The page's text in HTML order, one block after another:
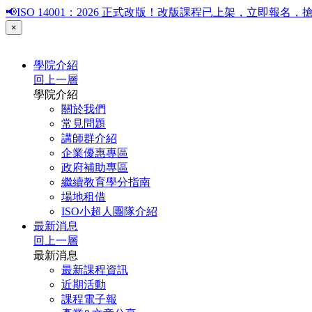
📢ISO 14001：2026 正式改版！改版課程已上架，立即報名，
×
學院介紹
回上一層
學院介紹
關於我們
常見問題
講師群介紹
企業優惠專區
政府補助專區
繼續教育學分指南
場地租借
ISO小超人團隊介紹
最新消息
回上一層
最新消息
最新課程資訊
近期活動
課程電子報